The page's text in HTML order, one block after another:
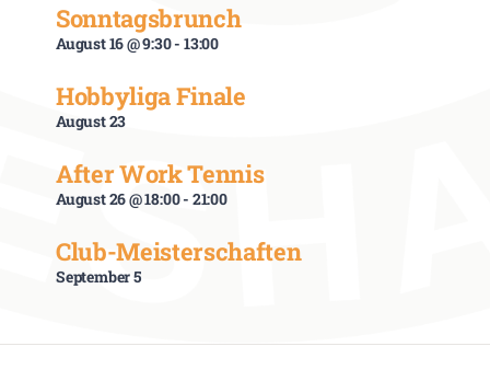
Sonntagsbrunch
August 16 @ 9:30- 13:00
Hobbyliga Finale
August 23
After Work Tennis
August 26 @ 18:00- 21:00
Club-Meisterschaften
September 5